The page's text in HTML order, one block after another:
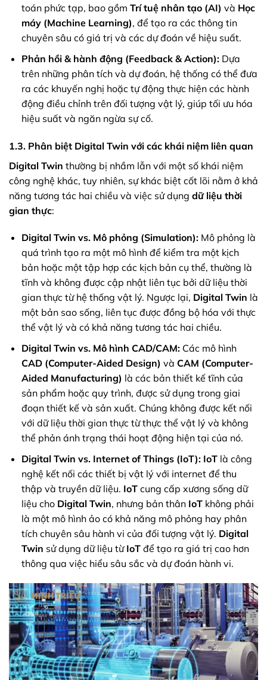
toán phức tạp, bao gồm Trí tuệ nhân tạo (AI) và Học
máy (Machine Learning), để tạo ra các thông tin
chuyên sâu có giá trị và các dự đoán về hiệu suất.
Phản hồi & hành động (Feedback & Action):Dựa
trên những phân tích và dự đoán, hệ thống có thể đưa
ra các khuyến nghị hoặc tự động thực hiện các hành
động điều chỉnh trên đối tượng vật lý, giúp tối ưu hóa
hiệu suất và ngăn ngừa sự cố.
1.3. Phân biệt Digital Twin với các khái niệm liên quan
Digital Twin thường bị nhầm lẫn với một số khái niệm
công nghệ khác, tuy nhiên, sự khác biệt cốt lõi nằm ở khả
năng tương tác hai chiều và việc sử dụng dữ liệu thời
gian thực:
Digital Twin vs. Mô phỏng (Simulation):Mô phỏng là
quá trình tạo ra một mô hình để kiểm tra một kịch
bản hoặc một tập hợp các kịch bản cụ thể, thường là
tĩnh và không được cập nhật liên tục bởi dữ liệu thời
gian thực từ hệ thống vật lý. Ngược lại, Digital Twin là
một bản sao sống, liên tục được đồng bộ hóa với thực
thể vật lý và có khả năng tương tác hai chiều.
Digital Twin vs. Mô hình CAD/CAM:Các mô hình
CAD (Computer-Aided Design) và CAM (Computer-
Aided Manufacturing) là các bản thiết kế tĩnh của
sản phẩm hoặc quy trình, được sử dụng trong giai
đoạn thiết kế và sản xuất. Chúng không được kết nối
với dữ liệu thời gian thực từ thực thể vật lý và không
thể phản ánh trạng thái hoạt động hiện tại của nó.
Digital Twin vs. Internet of Things (IoT): IoTlà công
nghệ kết nối các thiết bị vật lý với internet để thu
thập và truyền dữ liệu. IoTcung cấp xương sống dữ
liệu cho Digital Twin, nhưng bản thân IoTkhông phải
là một mô hình ảo có khả năng mô phỏng hay phân
tích chuyên sâu hành vi của đối tượng vật lý. Digital
Twin sử dụng dữ liệu từ IoTđể tạo ra giá trị cao hơn
thông qua việc hiểu sâu sắc và dự đoán hành vi.